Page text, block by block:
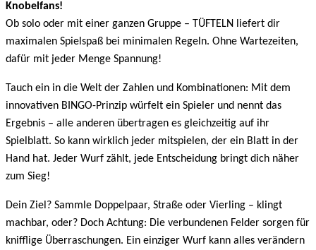
Knobelfans!
Ob solo oder mit einer ganzen Gruppe – TÜFTELN liefert dir
maximalen Spielspaß bei minimalen Regeln. Ohne Wartezeiten,
dafür mit jeder Menge Spannung!
Tauch ein in die Welt der Zahlen und Kombinationen: Mit dem
innovativen BINGO-Prinzip würfelt ein Spieler und nennt das
Ergebnis – alle anderen übertragen es gleichzeitig auf ihr
Spielblatt. So kann wirklich jeder mitspielen, der ein Blatt in der
Hand hat. Jeder Wurf zählt, jede Entscheidung bringt dich näher
zum Sieg!
Dein Ziel? Sammle Doppelpaar, Straße oder Vierling – klingt
machbar, oder? Doch Achtung: Die verbundenen Felder sorgen für
knifflige Überraschungen. Ein einziger Wurf kann alles verändern